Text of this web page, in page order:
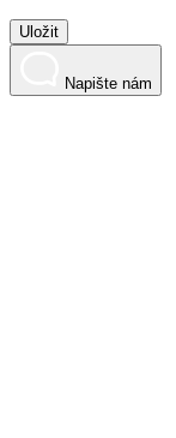
Uložit
Napište nám